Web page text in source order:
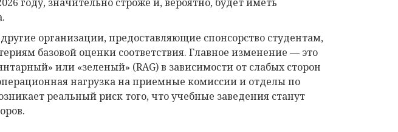
организации, предоставляющие спонсорство студентам,
базовой оценки соответствия. Главное изменение — это
или «зеленый» (RAG) в зависимости от слабых сторон
нагрузка на приемные комиссии и отделы по
реальный риск того, что учебные заведения станут